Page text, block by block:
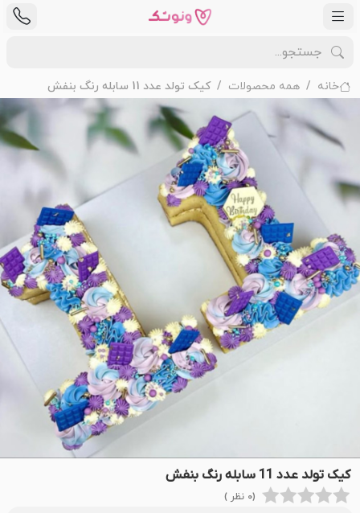
خانه همه محصولات کیک تولد عدد 11 سابله رنگ بنفش
کیک تولد عدد 11 سابله رنگ بنفش
(0 نظر )